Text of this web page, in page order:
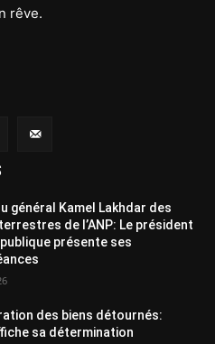
rêve.
général Kamel Lakhdar des
de l’ANP: Le président
présente ses
des biens détournés:
sa détermination